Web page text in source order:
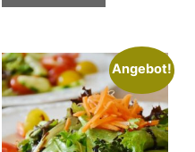
Angebot!